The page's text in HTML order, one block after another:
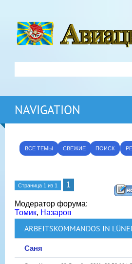
NAVIGATION
ВСЕ ТЕМЫ СВЕЖИЕ ПОИСК
Страница 1 из 1 1
Модератор форума:
Томик, Назаров
ARBEITSKOMMANDOS IN
Саня